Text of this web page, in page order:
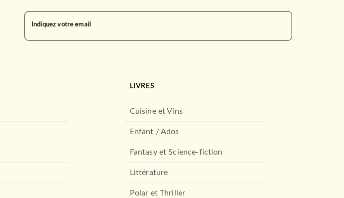
Indiquez votre email
LIVRES
Cuisine et Vins
Enfant / Ados
Fantasy et Science-fiction
Littérature
Polar et Thriller